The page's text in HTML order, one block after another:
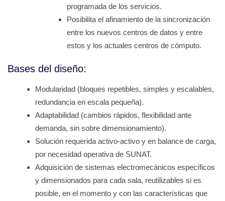
programada de los servicios.
Posibilita el afinamiento de la sincronización
entre los nuevos centros de datos y entre
estos y los actuales centros de cómputo.
Bases del diseño:
Modularidad (bloques repetibles, simples y escalables,
redundancia en escala pequeña).
Adaptabilidad (cambios rápidos, flexibilidad ante
demanda, sin sobre dimensionamiento).
Solución requerida activo-activo y en balance de carga,
por necesidad operativa de SUNAT.
Adquisición de sistemas electromecánicos específicos
y dimensionados para cada sala, reutilizables si es
posible, en el momento y con las características que